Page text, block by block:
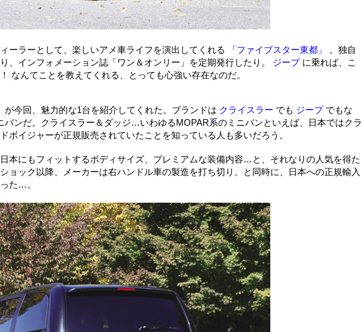
ーラーとして、楽しいアメ車ライフを演出してくれる 「ファイブスター東都」
。独自
、インフォメーション誌「ワン＆オンリー」を定期発行したり。 ジープに乗れば、こ
なんてことを教えてくれる、とっても心強い存在なのだ。
が今回、魅力的な1台を紹介してくれた。ブランドは クライスラー でも ジープでもな
バンだ。クライスラー＆ダッジ…いわゆるMOPAR系のミニバンといえば、日本ではクラ
ボイジャーが正規販売されていたことを知っている人も多いだろう。
本にもフィットするボディサイズ、プレミアムな装備内容…と、それなりの人気を得た
ョック以降、メーカーは右ハンドル車の製造を打ち切り。と同時に、日本への正規輸入
た…。